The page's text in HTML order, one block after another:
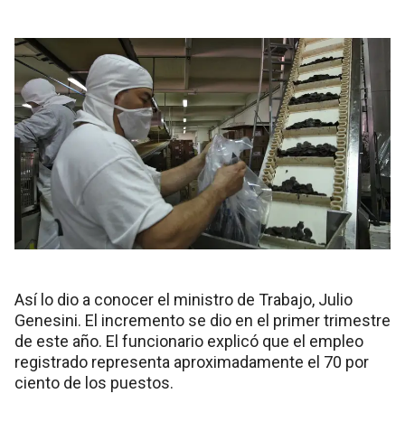
Así lo dio a conocer el ministro de Trabajo, Julio
Genesini. El incremento se dio en el primer trimestre
de este año. El funcionario explicó que el empleo
registrado representa aproximadamente el 70 por
ciento de los puestos.